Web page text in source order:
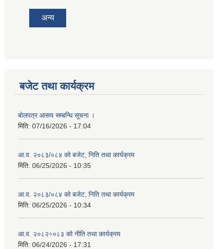
अन्य
बजेट तथा कार्यक्रम
बोलपत्र आसय सम्बन्धि सूचना ।
मिति: 07/16/2026 - 17:04
आ.व. २०८३/०८४ को बजेट, निति तथा कार्यक्रम
मिति: 06/25/2026 - 10:35
आ.व. २०८३/०८४ को बजेट, निति तथा कार्यक्रम
मिति: 06/25/2026 - 10:34
आ.व. २०८२÷०८३ को नीति तथा कार्यक्रम
मिति: 06/24/2026 - 17:31